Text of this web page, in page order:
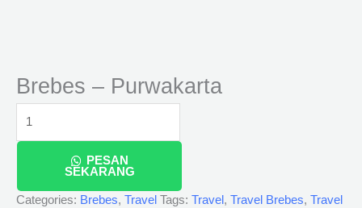
Brebes – Purwakarta
PESAN
SEKARANG
Categories: Brebes, Travel Tags: Travel , Travel Brebes, Travel